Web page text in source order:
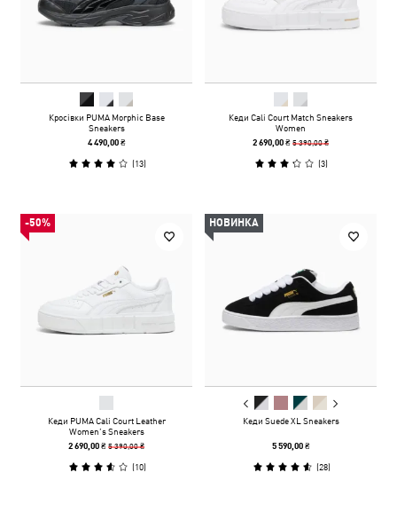
Кросівки PUMA Morphic Base
Sneakers
4 490,00 ₴
(13)
Кеди Cali Court Match Sneakers
Women
2 690,00 ₴5 390,00 ₴
(3)
-50%
Кеди PUMA Cali Court Leather
Women’s Sneakers
2 690,00 ₴5 390,00 ₴
(10)
НОВИНКА
Кеди Suede XL Sneakers
5 590,00 ₴
(28)